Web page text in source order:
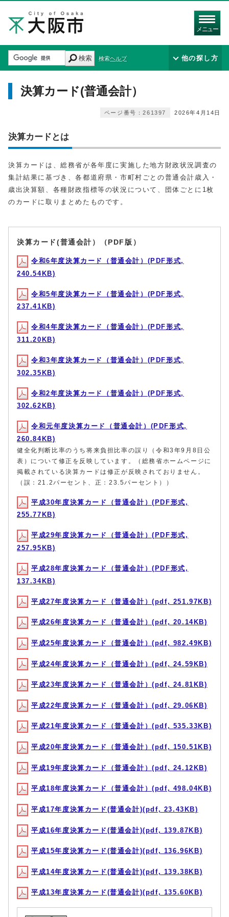
メニュー
検索 検索ヘルプ 他の探し方
決算カード(普通会計）
2026年4月14日
ページ番号：261397
決算カードとは
決算カードは、総務省が各年度に実施した地方財政状況調査の
集計結果に基づき、各都道府県・市町村ごとの普通会計歳入・
歳出決算額、各種財政指標等の状況について、団体ごとに1枚
のカードに取りまとめたものです。
決算カード(普通会計）（PDF版）
令和6年度決算カード（普通会計）(PDF形式,
240.54KB)
令和5年度決算カード（普通会計）(PDF形式,
237.41KB)
令和4年度決算カード（普通会計）(PDF形式,
311.20KB)
令和3年度決算カード（普通会計）(PDF形式,
302.35KB)
令和2年度決算カード（普通会計）(PDF形式,
302.62KB)
令和元年度決算カード（普通会計）(PDF形式,
260.84KB)
健全化判断比率のうち将来負担比率の誤り（令和3年9月8日公
表）について修正を反映しています。（総務省ホームページに
掲載されている決算カードは修正が反映されておりません。
（誤：21.2パーセント、正：23.5パーセント））
平成30年度決算カード（普通会計）(PDF形式,
255.77KB)
平成29年度決算カード（普通会計）(PDF形式,
257.95KB)
平成28年度決算カード（普通会計）(PDF形式,
137.34KB)
平成27年度決算カード（普通会計）(pdf, 251.97KB)
平成26年度決算カード（普通会計）(pdf, 20.14KB)
平成25年度決算カード（普通会計）(pdf, 982.49KB)
平成24年度決算カード（普通会計）(pdf, 24.59KB)
平成23年度決算カード（普通会計）(pdf, 24.81KB)
平成22年度決算カード（普通会計）(pdf, 29.06KB)
平成21年度決算カード（普通会計）(pdf, 535.33KB)
平成20年度決算カード（普通会計）(pdf, 150.51KB)
平成19年度決算カード（普通会計）(pdf, 24.12KB)
平成18年度決算カード（普通会計）(pdf, 498.04KB)
平成17年度決算カード(普通会計)(pdf, 23.43KB)
平成16年度決算カード(普通会計)(pdf, 139.87KB)
平成15年度決算カード(普通会計)(pdf, 136.96KB)
平成14年度決算カード(普通会計)(pdf, 139.38KB)
平成13年度決算カード(普通会計)(pdf, 135.60KB)